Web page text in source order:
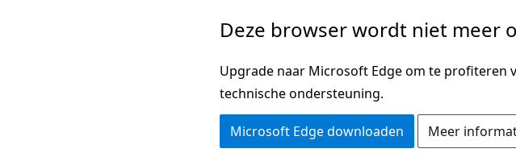
Deze browser wordt niet meer
Upgrade naar Microsoft Edge om te profiteren
technische ondersteuning.
Microsoft Edge downloaden Meer